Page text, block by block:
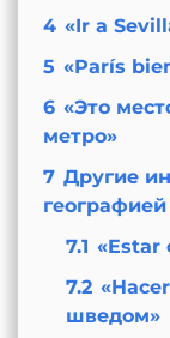
4 «Ir a
5 «París
6 «Это
метро»
7 Другие
географией
7.1 «Estar
7.2
шведом»